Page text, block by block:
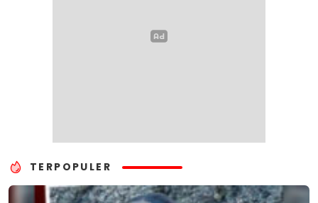
TERPOPULER